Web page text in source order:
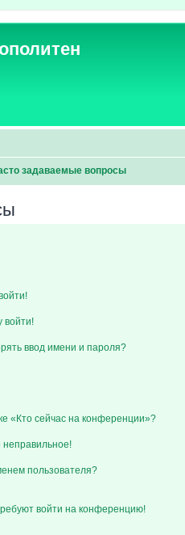
задаваемые вопросы
войти!
ввод имени и пароля?
«Кто сейчас на конференции»?
неправильное!
пользователя?
войти на конференцию!